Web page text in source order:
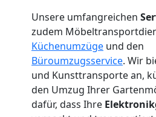
Unsere umfangreichen
zudem
Küchenumzüge und den
Büroumzugsservice. Wir
und Kunsttransporte an,
den Umzug Ihrer
dafür, dass Ihre
Umzug
Wolfsberg